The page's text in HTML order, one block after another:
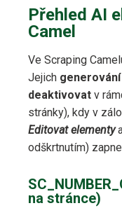
Přehled AI
Camel
Ve Scraping
Jejich
deaktivovat v
stránky), kdy v
Editovat elementy
odškrtnutím)
na stránce)